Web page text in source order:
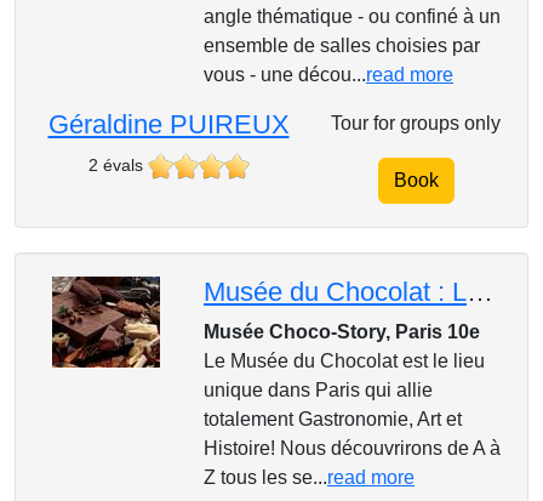
angle thématique - ou confiné à un
ensemble de salles choisies par
vous - une décou...read more
Géraldine PUIREUX
2 évals
Tour for groups only
Book
Musée du Chocolat : Les délices d'une visite-guidée unique avec dégustation!
Musée Choco-Story, Paris 10e
Le Musée du Chocolat est le lieu
unique dans Paris qui allie
totalement Gastronomie, Art et
Histoire! Nous découvrirons de A à
Z tous les se...read more